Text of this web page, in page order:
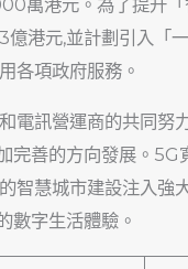
萬港元。為了提升「
億港元,並計劃引入「
各項政府服務。
電訊營運商的共同努
完善的方向發展。5G
智慧城市建設注入強
數字生活體驗。